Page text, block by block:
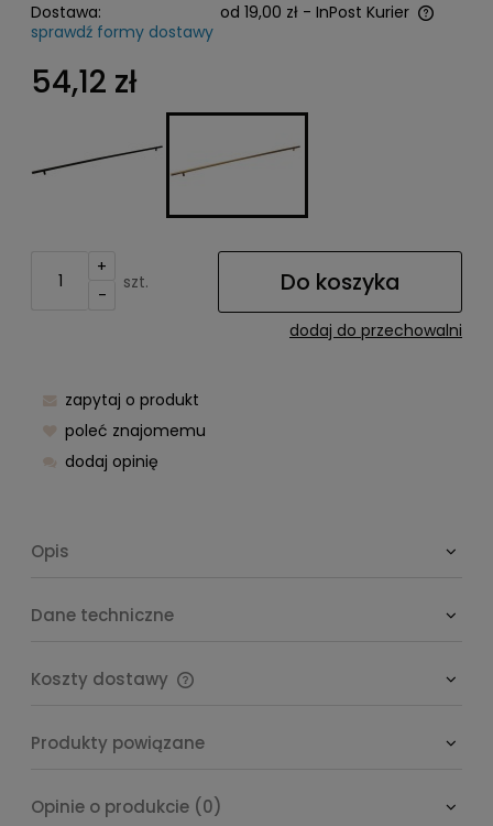
Dostawa:
od 19,00 zł - InPost Kurier
Cena nie zawiera ewentualnych kosztów płatności
sprawdź formy dostawy
54,12 zł
+
-
szt. Do koszyka
dodaj do przechowalni
zapytaj o produkt
poleć znajomemu
dodaj opinię
Opis
Dane techniczne
Koszty dostawy
Produkty powiązane
Opinie o produkcie (0)